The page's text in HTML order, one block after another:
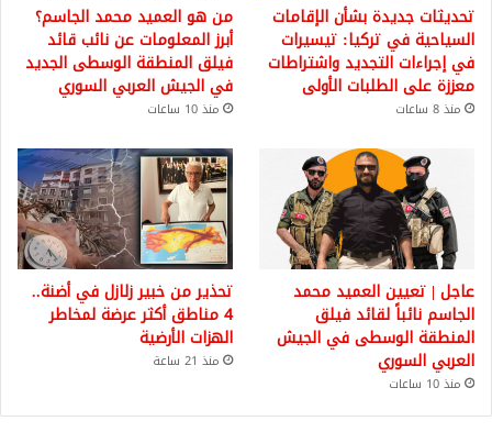
تحديثات جديدة بشأن الإقامات
السياحية في تركيا: تيسيرات
في إجراءات التجديد واشتراطات
معززة على الطلبات الأولى
منذ 8 ساعات
من هو العميد محمد الجاسم؟
أبرز المعلومات عن نائب قائد
فيلق المنطقة الوسطى الجديد
في الجيش العربي السوري
منذ 10 ساعات
عاجل | تعيين العميد محمد
الجاسم نائباً لقائد فيلق
المنطقة الوسطى في الجيش
العربي السوري
منذ 10 ساعات
تحذير من خبير زلازل في أضنة..
4 مناطق أكثر عرضة لمخاطر
الهزات الأرضية
منذ 21 ساعة